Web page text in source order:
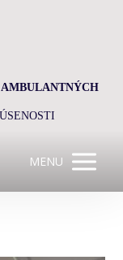
MENU